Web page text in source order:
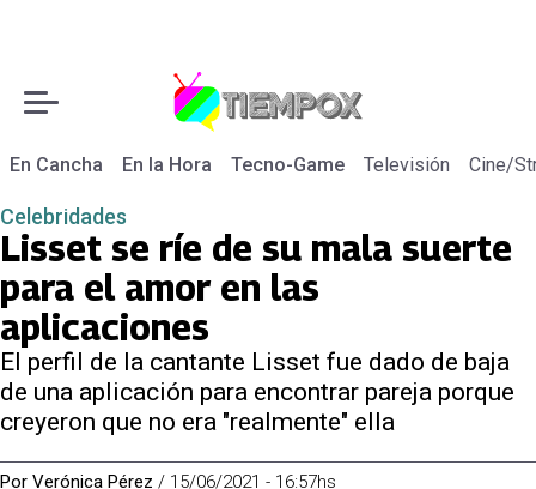
En Cancha En la Hora Tecno-Game Televisión Cine/
Celebridades
Lisset se ríe de su mala suerte
para el amor en las
aplicaciones
El perfil de la cantante Lisset fue dado de baja
de una aplicación para encontrar pareja porque
creyeron que no era "realmente" ella
Por Verónica Pérez / 15/06/2021 - 16:57hs